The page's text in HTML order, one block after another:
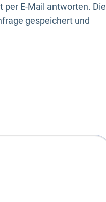
per E-Mail antworten. Die
gespeichert und